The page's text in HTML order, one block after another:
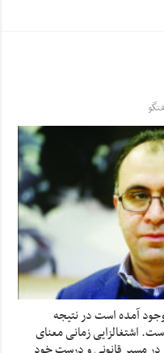
آمده است در نتیجه
اشتغالزایی زمانی معنای